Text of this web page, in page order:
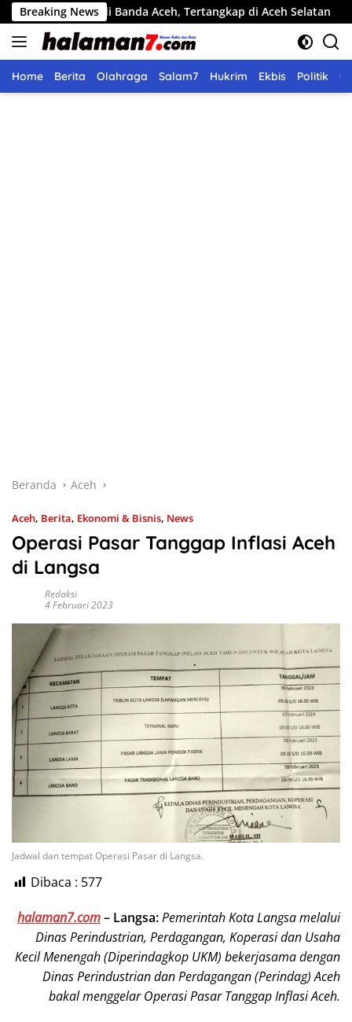
Langsung
ke
konten
Breaking News
di Banda Aceh, Tertangkap di Aceh Selatan Pemko
Home Berita Olahraga Salam7 Hukrim Ekbis Politik
Beranda Aceh
Aceh, Berita, Ekonomi & Bisnis, News
Operasi Pasar Tanggap Inflasi Aceh
di Langsa
Redaksi
4 Februari 2023
Jadwal dan tempat Operasi Pasar di Langsa.
Dibaca : 577
halaman7.com– Langsa:Pemerintah Kota Langsa melalui
Dinas Perindustrian, Perdagangan, Koperasi dan Usaha
Kecil Menengah (Diperindagkop UKM) bekerjasama dengan
Dinas Perindustrian dan Perdagangan (Perindag) Aceh
bakal menggelar Operasi Pasar Tanggap Inflasi Aceh.